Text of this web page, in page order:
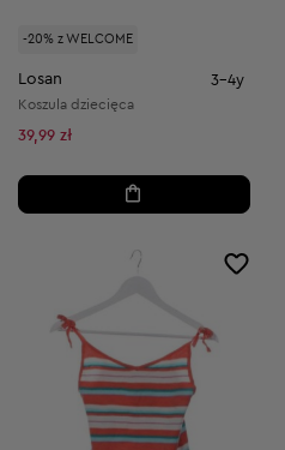
-20% z WELCOME
Losan 3-4y
Koszula dziecięca
39,99 zł